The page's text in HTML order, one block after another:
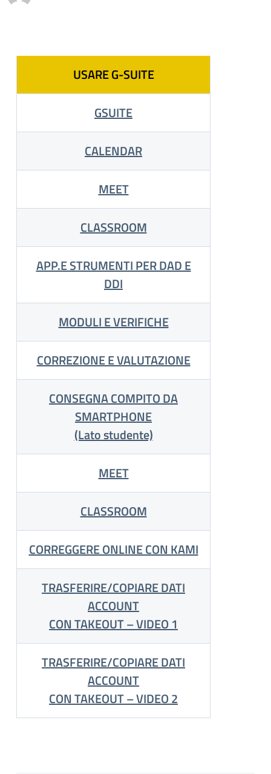
USARE G-SUITE
GSUITE
CALENDAR
MEET
CLASSROOM
APP.E STRUMENTI PER DAD E
DDI
MODULI E VERIFICHE
CORREZIONE E VALUTAZIONE
CONSEGNA COMPITO DA
SMARTPHONE
(Lato studente)
MEET
CLASSROOM
CORREGGERE ONLINE CON KAMI
TRASFERIRE/COPIARE DATI
ACCOUNT
CON TAKEOUT – VIDEO 1
TRASFERIRE/COPIARE DATI
ACCOUNT
CON TAKEOUT – VIDEO 2